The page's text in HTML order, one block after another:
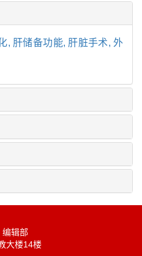
, 肝储备功能, 肝脏手术,外
编辑部
大楼14楼